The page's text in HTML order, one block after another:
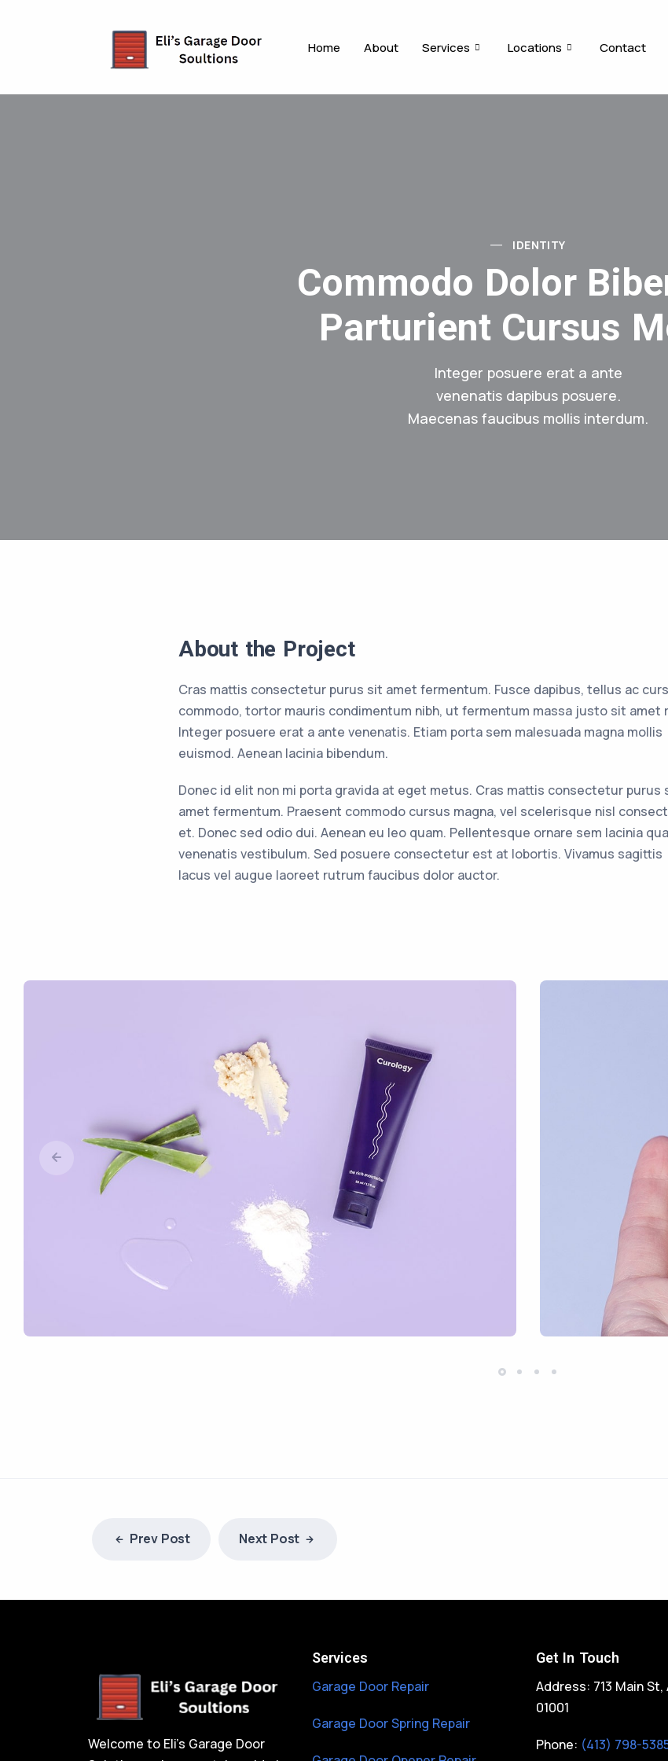
Home About Services Locations Contact
IDENTITY
Commodo Dolor
Parturient Cursus
Integer posuere erat a ante
venenatis dapibus posuere.
Maecenas faucibus mollis interdum.
About the Project
Cras mattis consectetur purus sit amet fermentum. Fusce dapibus, tellus ac
commodo, tortor mauris condimentum nibh, ut fermentum massa justo sit amet
Integer posuere erat a ante venenatis. Etiam porta sem malesuada magna mollis
euismod. Aenean lacinia bibendum.
Donec id elit non mi porta gravida at eget metus. Cras mattis consectetur purus
amet fermentum. Praesent commodo cursus magna, vel scelerisque nisl
et. Donec sed odio dui. Aenean eu leo quam. Pellentesque ornare sem lacinia
venenatis vestibulum. Sed posuere consectetur est at lobortis. Vivamus sagittis
lacus vel augue laoreet rutrum faucibus dolor auctor.
Prev Post Next Post
Welcome to Eli’s Garage Door
Services
Garage Door Repair
Garage Door Spring Repair
Get In Touch
Address: 713 Main St,
01001
Phone: (413) 798-